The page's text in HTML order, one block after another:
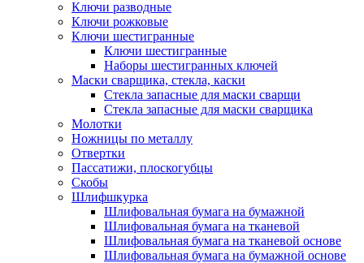
Ключи разводные
Ключи рожковые
Ключи шестигранные
Ключи шестигранные
Наборы шестигранных ключей
Маски сварщика, стекла, каски
Стекла запасные для маски сварщи
Стекла запасные для маски сварщика
Молотки
Ножницы по металлу
Отвертки
Пассатижи, плоскогубцы
Скобы
Шлифшкурка
Шлифовальная бумага на бумажной
Шлифовальная бумага на тканевой
Шлифовальная бумага на тканевой основе
Шлифовальная бумага на бумажной основе